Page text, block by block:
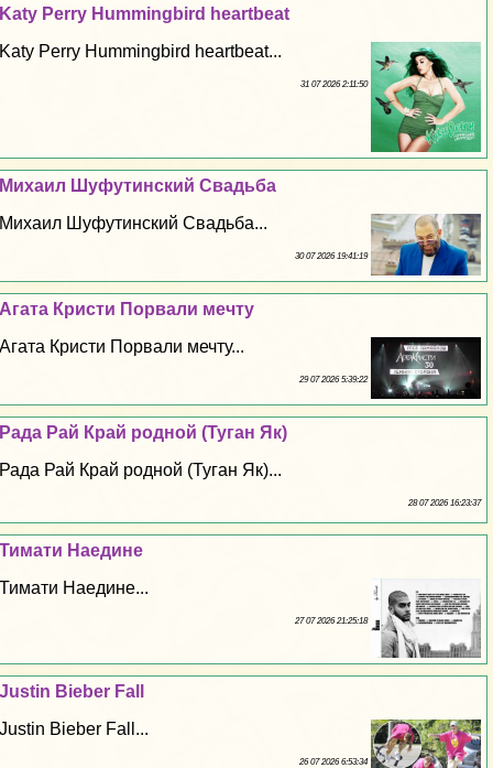
Katy Perry Hummingbird heartbeat
Katy Perry Hummingbird heartbeat...
31 07 2026 2:11:50
Михаил Шуфутинский Свадьба
Михаил Шуфутинский Свадьба...
30 07 2026 19:41:19
Агата Кристи Порвали мечту
Агата Кристи Порвали мечту...
29 07 2026 5:39:22
Рада Рай Край родной (Туган Як)
Рада Рай Край родной (Туган Як)...
28 07 2026 16:23:37
Тимати Наедине
Тимати Наедине...
27 07 2026 21:25:18
Justin Bieber Fall
Justin Bieber Fall...
26 07 2026 6:53:34